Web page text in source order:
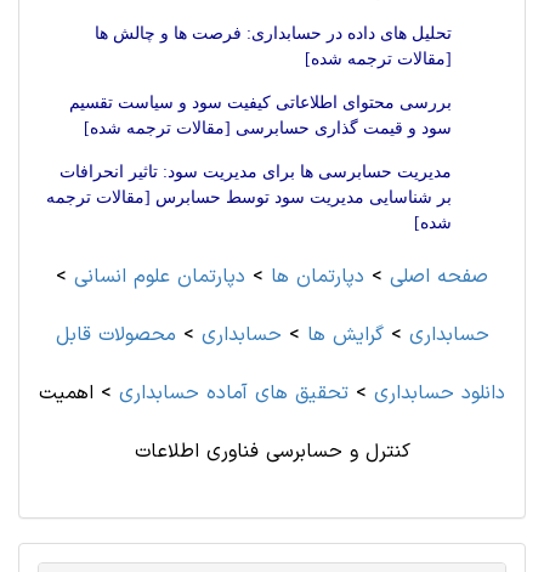
تحلیل های داده در حسابداری: فرصت ها و چالش ها
[مقالات ترجمه شده]
بررسی محتوای اطلاعاتی کیفیت سود و سیاست تقسیم
سود و قیمت گذاری حسابرسی [مقالات ترجمه شده]
مدیریت حسابرسی ها برای مدیریت سود: تاثیر انحرافات
بر شناسایی مدیریت سود توسط حسابرس [مقالات ترجمه
شده]
صفحه اصلی > دپارتمان ها > دپارتمان علوم انسانی >
حسابداری >گرایش ها > حسابداری > محصولات قابل
دانلود حسابداری > تحقیق های آماده حسابداری > اهمیت
کنترل و حسابرسی فناوری اطلاعات